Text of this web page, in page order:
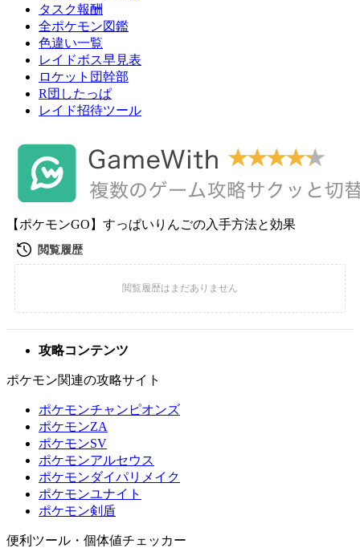
タスク報酬
全ポケモン図鑑
色違い一覧
レイドボス早見表
ロケット団幹部
R団したっぱ
レイド招待ツール
【ポケモンGO】すっぱいりんごの入手方法と効果
攻略コンテンツ
ポケモン関連の攻略サイト
ポケモンチャンピオンズ
ポケモンZA
ポケモンSV
ポケモンアルセウス
ポケモンダイパリメイク
ポケモンユナイト
ポケモン剣盾
便利ツール・個体値チェッカー